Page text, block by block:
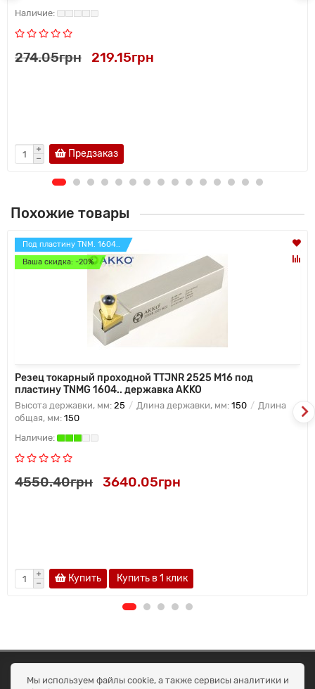
274.05грн 219.15грн
Предзаказ
Похожие товары
Под пластину TNM. 1604..
Ваша скидка: -20%
Резец токарный проходной TTJNR 2525 M16 под
пластину TNMG 1604.. державка AKKO
Высота державки, мм: 25 Длина державки, мм: 150
Длина
общая, мм: 150
4550.40грн 3640.05грн
Купить Купить в 1 клик
ОКЕАН ТРЕЙД
Договір публичної оферти
Мы используем файлы cookie, а также сервисы аналитики и